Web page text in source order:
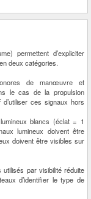
permettent d’expliciter
deux catégories.
de manœuvre et
le cas de la propulsion
ces signaux hors
blancs (éclat = 1
lumineux doivent être
doivent être visibles sur
par visibilité réduite
d’identifier le type de